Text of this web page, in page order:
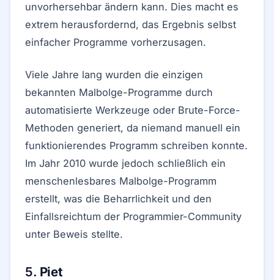
unvorhersehbar ändern kann. Dies macht es
extrem herausfordernd, das Ergebnis selbst
einfacher Programme vorherzusagen.
Viele Jahre lang wurden die einzigen
bekannten Malbolge-Programme durch
automatisierte Werkzeuge oder Brute-Force-
Methoden generiert, da niemand manuell ein
funktionierendes Programm schreiben konnte.
Im Jahr 2010 wurde jedoch schließlich ein
menschenlesbares Malbolge-Programm
erstellt, was die Beharrlichkeit und den
Einfallsreichtum der Programmier-Community
unter Beweis stellte.
5. Piet